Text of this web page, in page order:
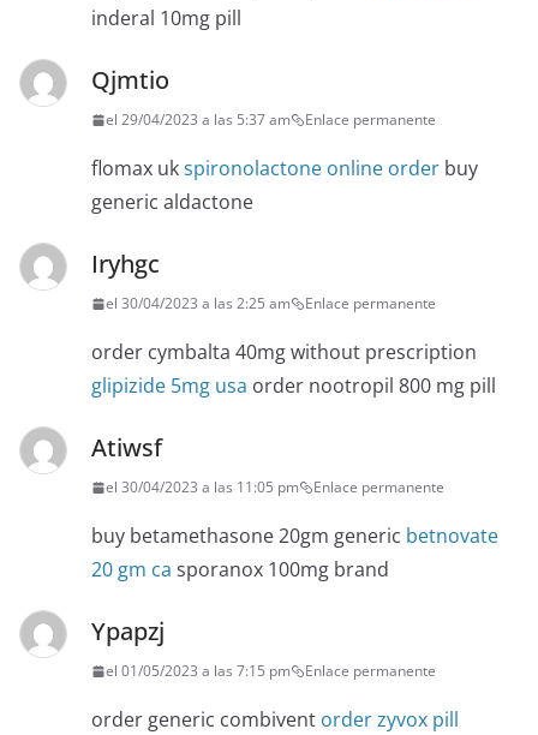
inderal 10mg pill
Qjmtio
el 29/04/2023 a las 5:37 am Enlace permanente
flomax ukspironolactone online order buy
generic aldactone
Iryhgc
el 30/04/2023 a las 2:25 am Enlace permanente
order cymbalta 40mg without prescription
glipizide 5mg usa order nootropil 800 mg pill
Atiwsf
el 30/04/2023 a las 11:05 pm Enlace permanente
buy betamethasone 20gm generic betnovate
20 gm ca sporanox 100mg brand
Ypapzj
el 01/05/2023 a las 7:15 pm Enlace permanente
order generic combivent order zyvox pill